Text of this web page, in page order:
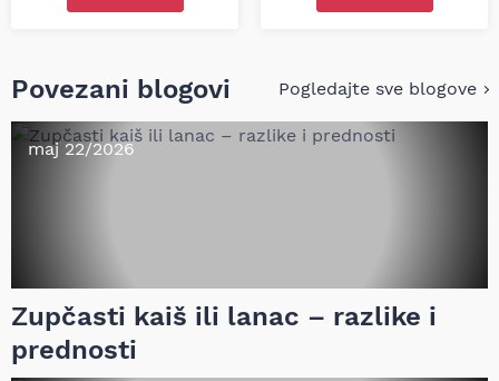
Povezani blogovi Pogledajte sve blogove
maj 22/2026
Zupčasti kaiš ili lanac – razlike i
prednosti